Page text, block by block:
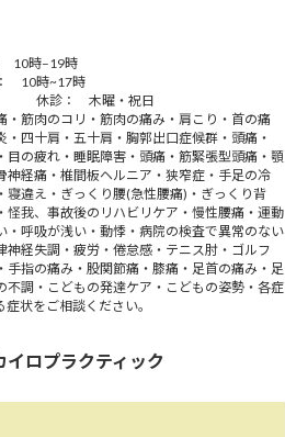
10時–19時
10時~17時
木曜・祝日
筋肉のコリ・筋肉の痛み・肩こり・首の痛
・四十肩・五十肩・胸郭出口症候群・頭痛・
目の疲れ・睡眠障害・頭痛・筋緊張型頭痛・顎
神経痛・椎間板ヘルニア・狭窄症・手足の冷
寝違え・ぎっくり腰(急性腰痛)・ぎっくり背
怪我、事故後のリハビリケア・慢性腰痛・運動
・呼吸が浅い・動悸・病院の検査で異常のない
神経失調・疲労・倦怠感・テニス肘・ゴルフ
手指の痛み・股関節痛・膝痛・足首の痛み・足
不調・こどもの発達ケア・こどもの姿勢・各症
状をご相談ください。
ロプラクティック